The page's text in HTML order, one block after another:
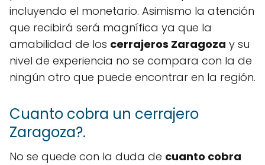
incluyendo el monetario. Asimismo la atención
que recibirá será magnífica ya que la
amabilidad de los cerrajeros Zaragoza y su
nivel de experiencia no se compara con la de
ningún otro que puede encontrar en la región.
Cuanto cobra un cerrajero
Zaragoza?.
No se quede con la duda de cuanto cobra